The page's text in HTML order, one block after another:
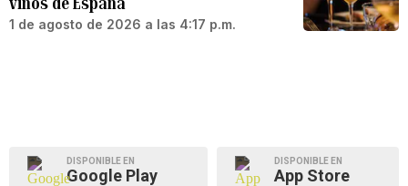
1 de agosto de 2026 a las 4:17 p.m.
DISPONIBLE EN
Google Play
DISPONIBLE EN
App Store